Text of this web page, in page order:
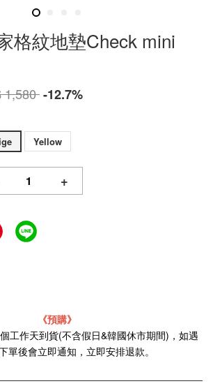
格紋地墊Check mini
1,580-12.7%
Yellow
+
《預購》
工作天到貨(不含假日&韓國休市期間)，如遇
單後會立即通知，立即安排退款。